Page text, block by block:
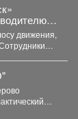
движения,